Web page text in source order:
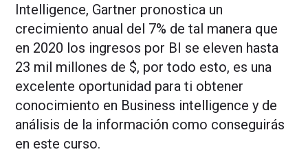
Intelligence, Gartner pronostica un
crecimiento anual del 7% de tal manera que
en 2020 los ingresos por BI se eleven hasta
23 mil millones de $, por todo esto, es una
excelente oportunidad para ti obtener
conocimiento en Business intelligence y de
análisis de la información como conseguirás
en este curso.